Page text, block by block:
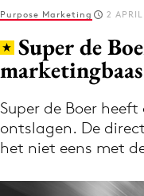
Log in
Volg het laatste
Purpose Marketing 2
Super de
marketingbaas
Super de Boer
ontslagen. De
het niet eens met